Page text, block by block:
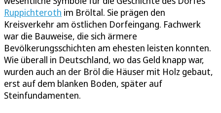
Ruppichteroth im Bröltal. Sie prägen den
Kreisverkehr am östlichen Dorfeingang. Fachwerk
war die Bauweise, die sich ärmere
Bevölkerungsschichten am ehesten leisten konnten.
Wie überall in Deutschland, wo das Geld knapp war,
wurden auch an der Bröl die Häuser mit Holz gebaut,
erst auf dem blanken Boden, später auf
Steinfundamenten.